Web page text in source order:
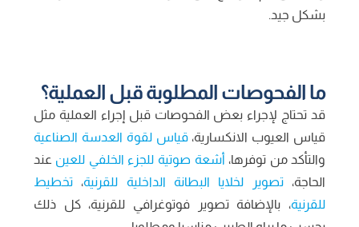
بشكل جيد.
ما الفحوصات المطلوبة قبل العملية؟
قد تحتاج لإجراء بعض الفحوصات قبل إجراء العملية مثل
قياس العيوب الانكسارية،قياس لقوة العدسة الصناعية
والتأكد من توفرها، أشعة صوتية للجزء الخلفي للعين عند
الحاجة،تصوير لخلايا البطانة الداخلية للقرنية،تخطيط
للقرنية، بالإضافة تصوير فوتوغرافي للقرنية، كل ذلك